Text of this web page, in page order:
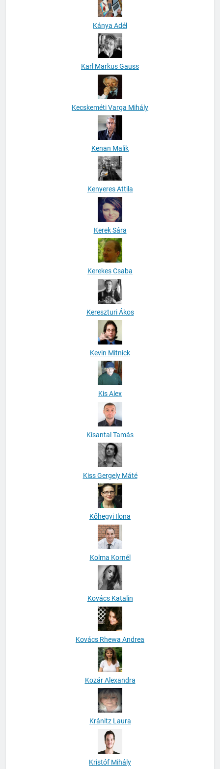
Kánya Adél
Karl Markus Gauss
Kecskeméti Varga Mihály
Kenan Malik
Kenyeres Attila
Kerek Sára
Kerekes Csaba
Kereszturi Ákos
Kevin Mitnick
Kis Alex
Kisantal Tamás
Kiss Gergely Máté
Kőhegyi Ilona
Kolma Kornél
Kovács Katalin
Kovács Rhewa Andrea
Kozár Alexandra
Kránitz Laura
Kristóf Mihály